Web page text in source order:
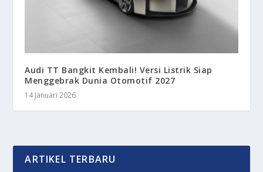
Audi TT Bangkit Kembali! Versi Listrik Siap
Menggebrak Dunia Otomotif 2027
14 Januari 2026
ARTIKEL TERBARU